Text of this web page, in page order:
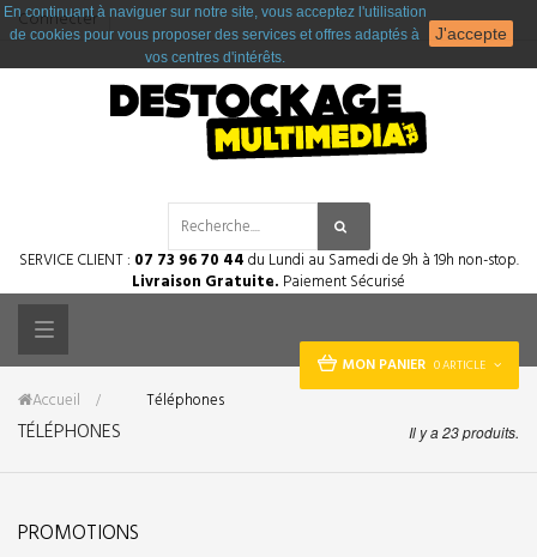
Connecter
MON PANIER 0 ARTICLE
SERVICE CLIENT : 07 73 96 70 44du Lundi au Samedi de 9h à 19h non-stop.
Livraison Gratuite. Paiement Sécurisé
Toggle
navigation
Accueil &gt; Téléphones
PROMOTIONS
TÉLÉPHONES Il y a 23 produits.
En continuant à naviguer sur notre site, vous acceptez l'utilisation
de cookies pour vous proposer des services et offres adaptés à
vos centres d'intérêts.
J'accepte